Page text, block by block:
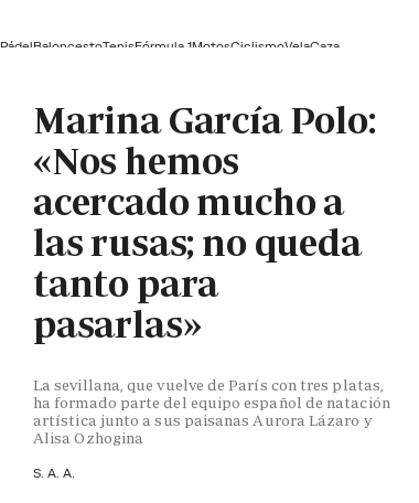
PádelBaloncestoTenisFórmula 1MotosCiclismoVelaCaza
Marina García Polo:
«Nos hemos
acercado mucho a
las rusas; no queda
tanto para
pasarlas»
La sevillana, que vuelve de París con tres platas,
ha formado parte del equipo español de natación
artística junto a sus paisanas Aurora Lázaro y
Alisa Ozhogina
S. A. A.